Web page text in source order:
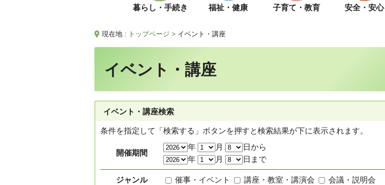
暮らし・手続き 福祉・健康 子育て・教育 安全・安心
現在地 : トップページ > イベント・講座
イベント・講座
イベント・講座検索
条件を指定して「検索する」ボタンを押すと検索結果が下に表示されます。
開催期間
年 月
日から
年
月 日まで
ジャンル 催事・イベント 講座・教室・講演会 会議・説明会